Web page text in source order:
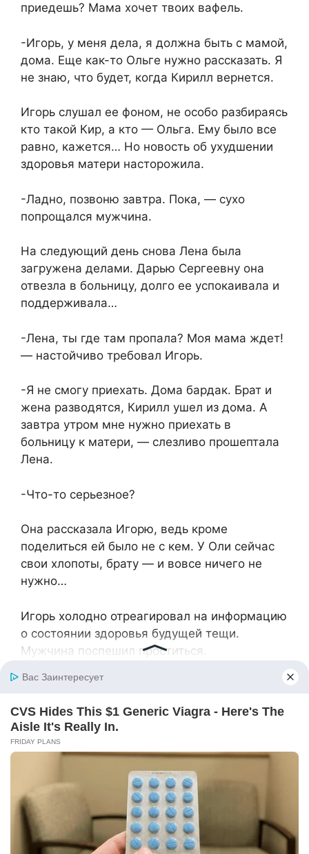
приедешь? Мама хочет твоих вафель.
-Игорь, у меня дела, я должна быть с мамой,
дома. Еще как-то Ольге нужно рассказать. Я
не знаю, что будет, когда Кирилл вернется.
Игорь слушал ее фоном, не особо разбираясь
кто такой Кир, а кто — Ольга. Ему было все
равно, кажется… Но новость об ухудшении
здоровья матери насторожила.
-Ладно, позвоню завтра. Пока, — сухо
попрощался мужчина.
На следующий день снова Лена была
загружена делами. Дарью Сергеевну она
отвезла в больницу, долго ее успокаивала и
поддерживала…
-Лена, ты где там пропала? Моя мама ждет!
— настойчиво требовал Игорь.
-Я не смогу приехать. Дома бардак. Брат и
жена разводятся, Кирилл ушел из дома. А
завтра утром мне нужно приехать в
больницу к матери, — слезливо прошептала
Лена.
-Что-то серьезное?
Она рассказала Игорю, ведь кроме
поделиться ей было не с кем. У Оли сейчас
свои хлопоты, брату — и вовсе ничего не
нужно…
Игорь холодно отреагировал на информацию
о состоянии здоровья будущей тещи.
Мужчина поспешил проститься.
-Лен, извини. Мама подруг пригласила,
Теперь, раз тебя не будет, придется мне эти
чертовы вафли делать! — раздраженно
высказал Игорь.
Лене стало совсем не по себе. Она хотела
перезвонить, извиниться и даже поехать… А
потом поняла, что ее снова пригласили
прислуживать матери Игоря.